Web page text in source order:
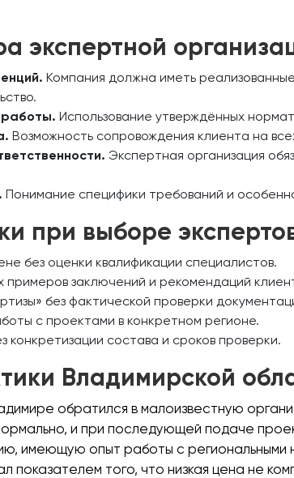
экспертной
Компания должна иметь
Использование утверждённых
Возможность сопровождения клиента на
Экспертная организация
Понимание специфики требований и
при выборе
без оценки квалификации специалистов.
примеров заключений и рекомендаций
без фактической проверки
с проектами в конкретном регионе.
конкретизации состава и сроков проверки.
Владимирской
обратился в малоизвестную
и при последующей подаче
имеющую опыт работы с
показателем того, что низкая цена не